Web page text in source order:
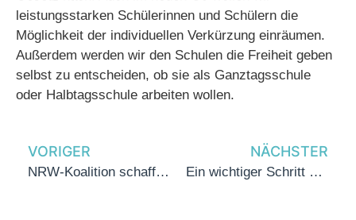
leistungsstarken Schülerinnen und Schülern die
Möglichkeit der individuellen Verkürzung einräumen.
Außerdem werden wir den Schulen die Freiheit geben
selbst zu entscheiden, ob sie als Ganztagsschule
oder Halbtagsschule arbeiten wollen.
VORIGER
NRW-Koalition schafft ein Klima für Neubau
NÄCHSTER
Ein wichtiger Schritt hin zu einer inklusiven Gesellschaft